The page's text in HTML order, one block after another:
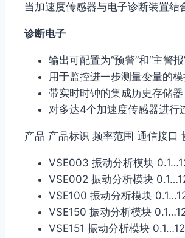
当加速度传感器与电子诊断装置
诊断电子
输出可配置为“预警”和“主警报”
用于监控进一步测量变量的模
带实时时钟的集成历史存储器
对多达4个加速度传感器进行
产品 产品标识 频率范围 通信接口
VSE003 振动分析模块
VSE002 振动分析模块
VSE100 振动分析模块
VSE150 振动分析模块
VSE151 振动分析模块